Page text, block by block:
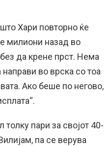
Хари повторно ќе
милиони назад во
да крене прст. Нема
во врска со тоа
Ако беше по негово,
пари за својот 40-
па се верува